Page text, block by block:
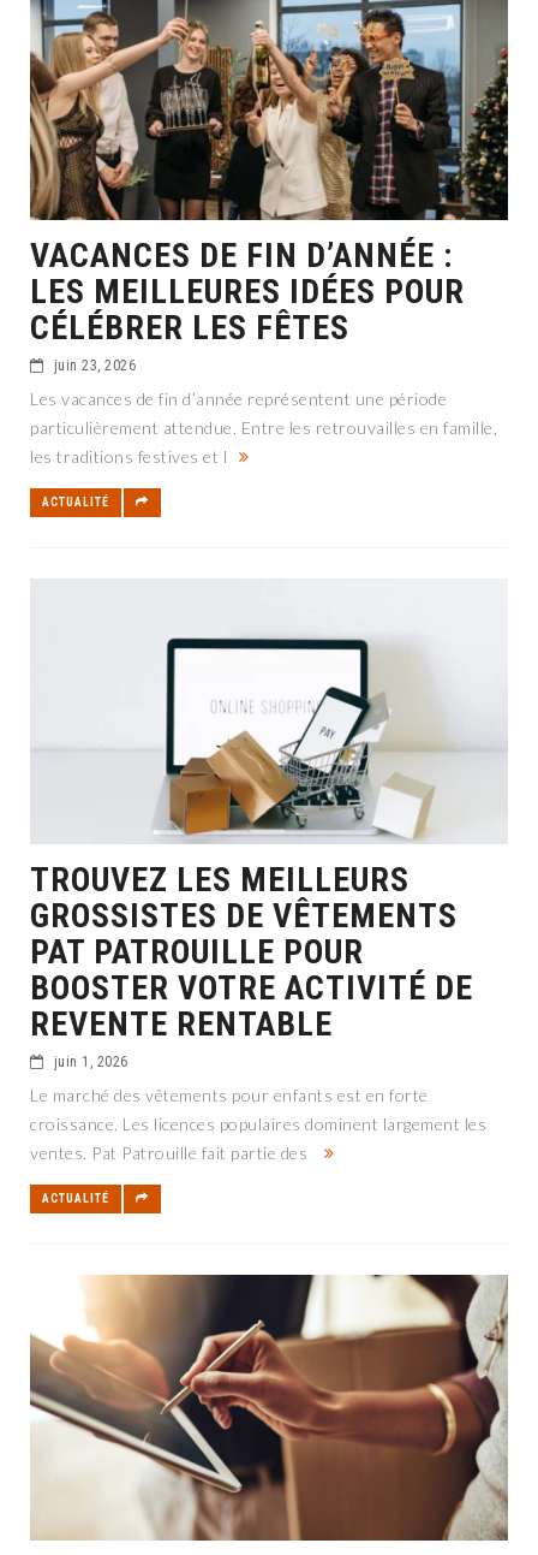
VACANCES DE FIN D’ANNÉE :
LES MEILLEURES IDÉES POUR
CÉLÉBRER LES FÊTES
juin 23, 2026
Les vacances de fin d’année représentent une période
particulièrement attendue. Entre les retrouvailles en famille,
les traditions festives et l
ACTUALITÉ
TROUVEZ LES MEILLEURS
GROSSISTES DE VÊTEMENTS
PAT PATROUILLE POUR
BOOSTER VOTRE ACTIVITÉ DE
REVENTE RENTABLE
juin 1, 2026
Le marché des vêtements pour enfants est en forte
croissance. Les licences populaires dominent largement les
ventes. Pat Patrouille fait partie des
ACTUALITÉ